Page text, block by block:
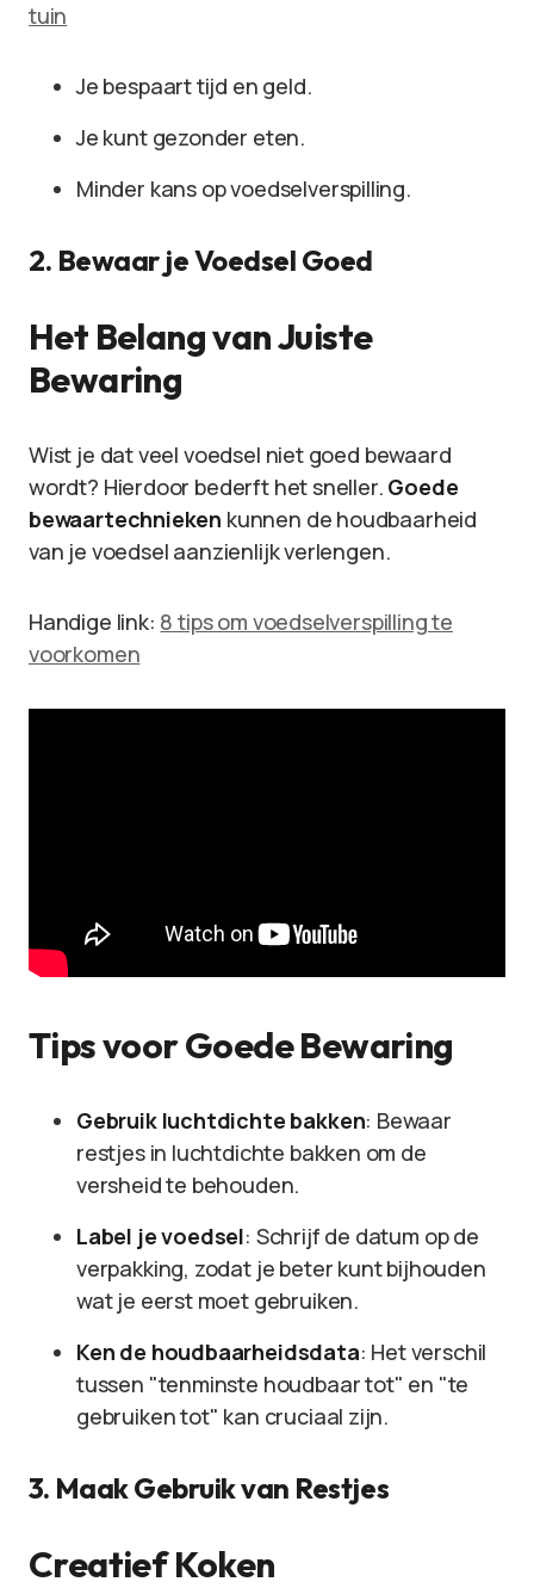
tuin
Je bespaart tijd en geld.
Je kunt gezonder eten.
Minder kans op voedselverspilling.
2. Bewaar je Voedsel Goed
Het Belang van Juiste
Bewaring
Wist je dat veel voedsel niet goed bewaard
wordt? Hierdoor bederft het sneller. Goede
bewaartechnieken kunnen de houdbaarheid
van je voedsel aanzienlijk verlengen.
Handige link: 8 tips om voedselverspilling te
voorkomen
Tips voor Goede Bewaring
Gebruik luchtdichte bakken: Bewaar
restjes in luchtdichte bakken om de
versheid te behouden.
Label je voedsel: Schrijf de datum op de
verpakking, zodat je beter kunt bijhouden
wat je eerst moet gebruiken.
Ken de houdbaarheidsdata: Het verschil
tussen "tenminste houdbaar tot" en "te
gebruiken tot" kan cruciaal zijn.
3. Maak Gebruik van Restjes
Creatief Koken